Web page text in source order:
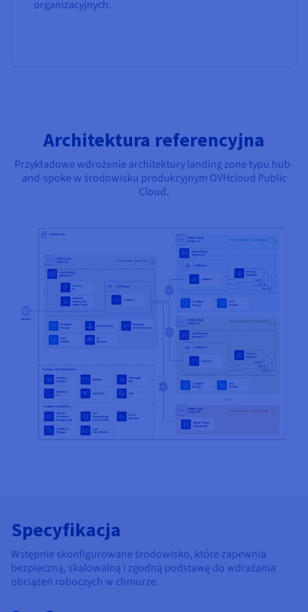
organizacyjnych.
Architektura referencyjna
Przykładowe wdrożenie architektury landing zone typu hub-
and-spoke w środowisku produkcyjnym OVHcloud Public
Cloud.
Specyfikacja
Wstępnie skonfigurowane środowisko, które zapewnia
bezpieczną, skalowalną i zgodną podstawę do wdrażania
obciążeń roboczych w chmurze.